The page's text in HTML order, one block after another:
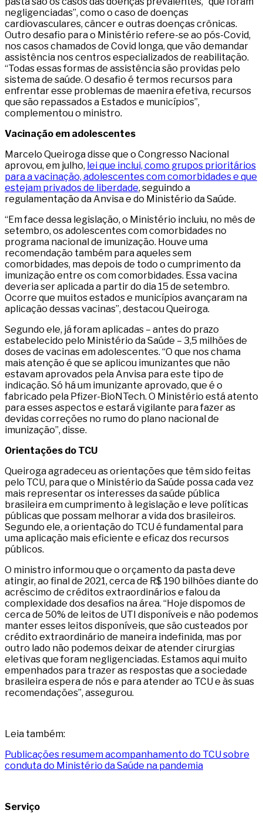
negligenciadas”, como o caso de doenças
cardiovasculares, câncer e outras doenças crônicas.
Outro desafio para o Ministério refere-se ao pós-Covid,
nos casos chamados de Covid longa, que vão demandar
assistência nos centros especializados de reabilitação.
“Todas essas formas de assistência são providas pelo
sistema de saúde. O desafio é termos recursos para
enfrentar esse problemas de maenira efetiva, recursos
que são repassados a Estados e municípios”,
complementou o ministro.
Vacinação em adolescentes
Marcelo Queiroga disse que o Congresso Nacional
aprovou, em julho, lei que inclui, como grupos prioritários
para a vacinação, adolescentes com comorbidades e que
estejam privados de liberdade, seguindo a
regulamentação da Anvisa e do Ministério da Saúde.
“Em face dessa legislação, o Ministério incluiu, no mês de
setembro, os adolescentes com comorbidades no
programa nacional de imunização. Houve uma
recomendação também para aqueles sem
comorbidades, mas depois de todo o cumprimento da
imunização entre os com comorbidades. Essa vacina
deveria ser aplicada a partir do dia 15 de setembro.
Ocorre que muitos estados e municípios avançaram na
aplicação dessas vacinas”, destacou Queiroga.
Segundo ele, já foram aplicadas – antes do prazo
estabelecido pelo Ministério da Saúde – 3,5 milhões de
doses de vacinas em adolescentes. “O que nos chama
mais atenção é que se aplicou imunizantes que não
estavam aprovados pela Anvisa para este tipo de
indicação. Só há um imunizante aprovado, que é o
fabricado pela Pfizer-BioNTech. O Ministério está atento
para esses aspectos e estará vigilante para fazer as
devidas correções no rumo do plano nacional de
imunização”, disse.
Orientações do TCU
Queiroga agradeceu as orientações que têm sido feitas
pelo TCU, para que o Ministério da Saúde possa cada vez
mais representar os interesses da saúde pública
brasileira em cumprimento à legislação e leve políticas
públicas que possam melhorar a vida dos brasileiros.
Segundo ele, a orientação do TCU é fundamental para
uma aplicação mais eficiente e eficaz dos recursos
públicos.
O ministro informou que o orçamento da pasta deve
atingir, ao final de 2021, cerca de R$ 190 bilhões diante do
acréscimo de créditos extraordinários e falou da
complexidade dos desafios na área. “Hoje dispomos de
cerca de 50% de leitos de UTI disponíveis e não podemos
manter esses leitos disponíveis, que são custeados por
crédito extraordinário de maneira indefinida, mas por
outro lado não podemos deixar de atender cirurgias
eletivas que foram negligenciadas. Estamos aqui muito
empenhados para trazer as respostas que a sociedade
brasileira espera de nós e para atender ao TCU e às suas
recomendações”, assegurou.
Leia também:
Publicações resumem acompanhamento do TCU sobre
conduta do Ministério da Saúde na pandemia
Serviço